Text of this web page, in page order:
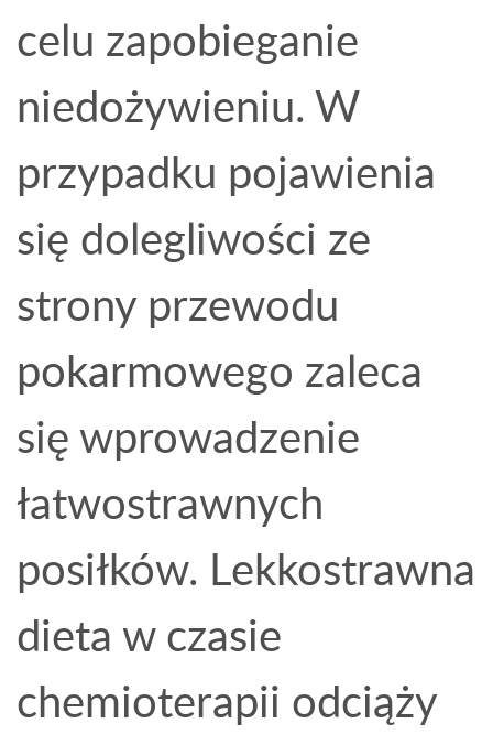
celu zapobieganie
niedożywieniu. W
przypadku pojawienia
się dolegliwości ze
strony przewodu
pokarmowego zaleca
się wprowadzenie
łatwostrawnych
posiłków. Lekkostrawna
dieta w czasie
chemioterapii odciąży